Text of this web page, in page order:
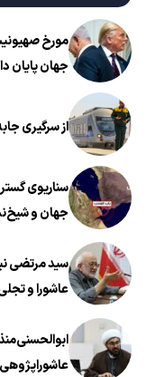
مورخ
جهان پایان
از سرگیری
سناریوی
جهان و
سید مرتضی
عاشورا و
عاشوراپژوهی